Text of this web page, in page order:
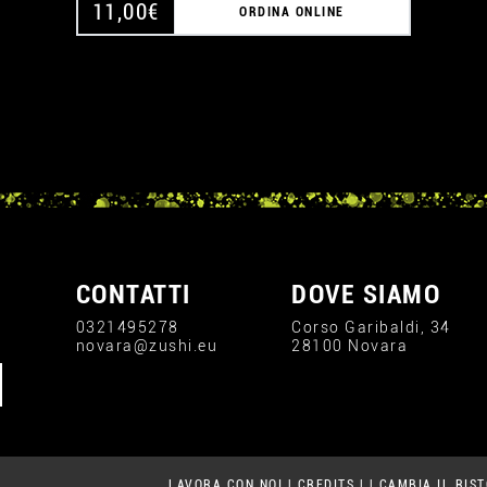
11,00€ ORDINA ONLINE
CONTATTI
0321495278
novara@zushi.eu
DOVE SIAMO
Corso Garibaldi, 34
28100 Novara